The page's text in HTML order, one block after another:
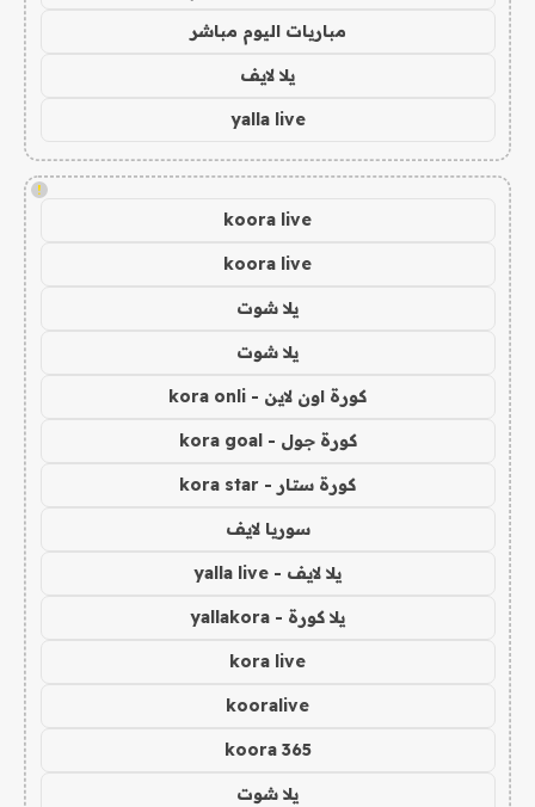
مباريات اليوم مباشر
يلا لايف
yalla live
!
koora live
koora live
يلا شوت
يلا شوت
كورة اون لاين - kora onli
كورة جول - kora goal
كورة ستار - kora star
سوريا لايف
يلا لايف - yalla live
يلا كورة - yallakora
kora live
kooralive
koora 365
يلا شوت